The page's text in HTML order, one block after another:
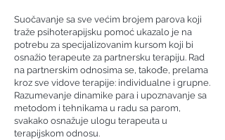
Suočavanje sa sve većim brojem parova koji
traže psihoterapijsku pomoć ukazalo je na
potrebu za specijalizovanim kursom koji bi
osnažio terapeute za partnersku terapiju. Rad
na partnerskim odnosima se, takođe, prelama
kroz sve vidove terapije: individualne i grupne.
Razumevanje dinamike para i upoznavanje sa
metodom i tehnikama u radu sa parom,
svakako osnažuje ulogu terapeuta u
terapijskom odnosu.